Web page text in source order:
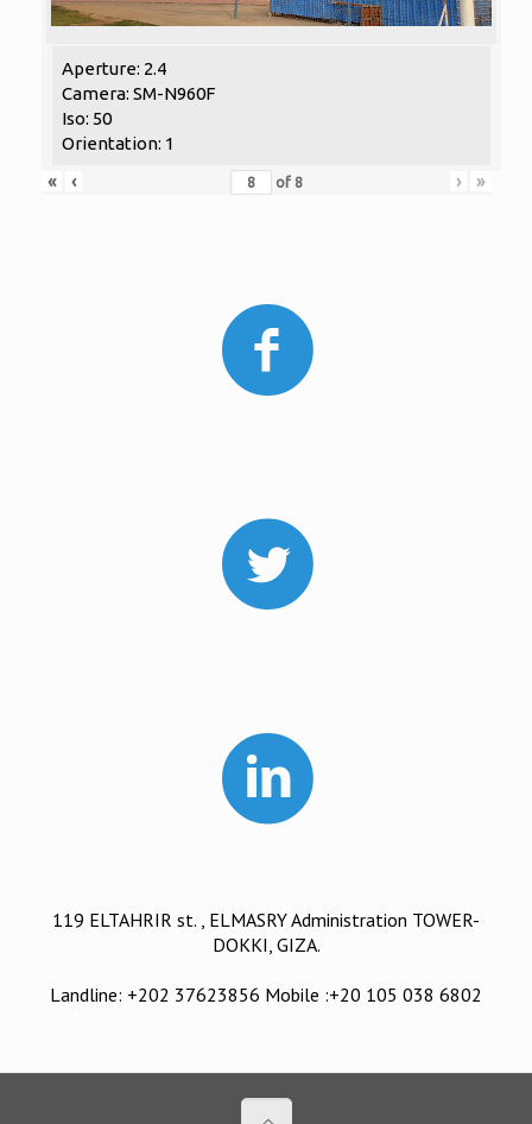
Aperture: 2.4
Camera: SM-N960F
Iso: 50
Orientation: 1
«
‹ of 8 › »
119 ELTAHRIR st. , ELMASRY Administration TOWER-
DOKKI, GIZA.
Landline: +202 37623856 Mobile :+20 105 038 6802